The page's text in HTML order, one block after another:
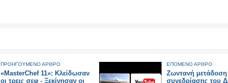
ΠΡΟΗΓΟΥΜΕΝΟ ΑΡΘΡΟ
«MasterChef 11»: Κλείδωσαν
οι τρεις σεφ - Ξεκίνησαν οι
ΕΠΟΜΕΝΟ ΑΡΘΡΟ
Ζωντανή μετάδοση
συνεδρίασης του